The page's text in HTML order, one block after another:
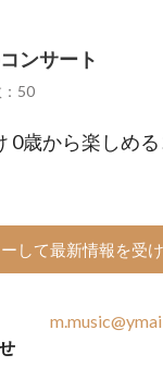
ンサート
50
0歳から楽しめ
して最新情報を受